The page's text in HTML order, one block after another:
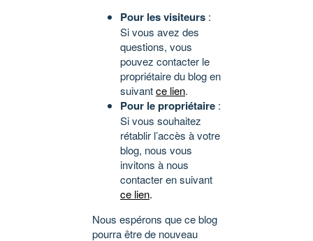
Pour les visiteurs :
Si vous avez des
questions, vous
pouvez contacter le
propriétaire du blog en
suivantce lien.
Pour le propriétaire :
Si vous souhaitez
rétablir l’accès à votre
blog, nous vous
invitons à nous
contacter en suivant
ce lien.
Nous espérons que ce blog
pourra être de nouveau